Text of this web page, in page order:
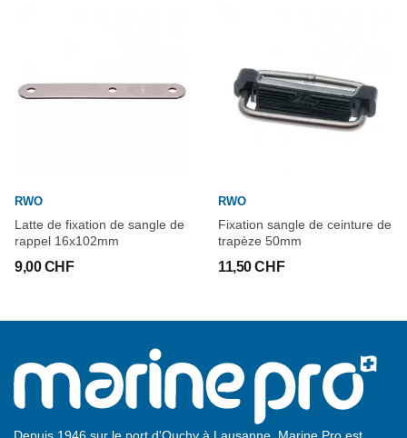
RWO
Latte de fixation de sangle de
rappel 16x102mm
9,00 CHF
RWO
Fixation sangle de ceinture de
trapèze 50mm
11,50 CHF